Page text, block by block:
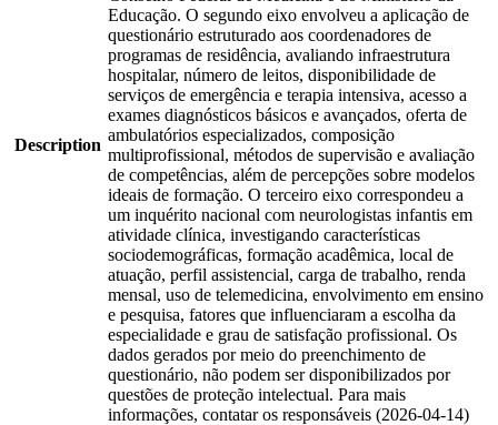
Description
Educação. O segundo eixo envolveu a aplicação de
questionário estruturado aos coordenadores de
programas de residência, avaliando infraestrutura
hospitalar, número de leitos, disponibilidade de
serviços de emergência e terapia intensiva, acesso a
exames diagnósticos básicos e avançados, oferta de
ambulatórios especializados, composição
multiprofissional, métodos de supervisão e avaliação
de competências, além de percepções sobre modelos
ideais de formação. O terceiro eixo correspondeu a
um inquérito nacional com neurologistas infantis em
atividade clínica, investigando características
sociodemográficas, formação acadêmica, local de
atuação, perfil assistencial, carga de trabalho, renda
mensal, uso de telemedicina, envolvimento em ensino
e pesquisa, fatores que influenciaram a escolha da
especialidade e grau de satisfação profissional. Os
dados gerados por meio do preenchimento de
questionário, não podem ser disponibilizados por
questões de proteção intelectual. Para mais
informações, contatar os responsáveis (2026-04-14)